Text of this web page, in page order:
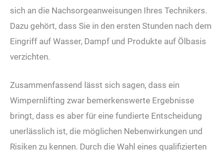
sich an die Nachsorgeanweisungen Ihres Technikers.
Dazu gehört, dass Sie in den ersten Stunden nach dem
Eingriff auf Wasser, Dampf und Produkte auf Ölbasis
verzichten.
Zusammenfassend lässt sich sagen, dass ein
Wimpernlifting zwar bemerkenswerte Ergebnisse
bringt, dass es aber für eine fundierte Entscheidung
unerlässlich ist, die möglichen Nebenwirkungen und
Risiken zu kennen. Durch die Wahl eines qualifizierten